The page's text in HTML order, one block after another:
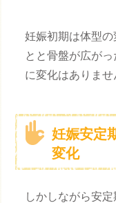
妊娠初期は体型
とと骨盤が広が
に変化はありませ
妊娠安定
変化
しかしながら安